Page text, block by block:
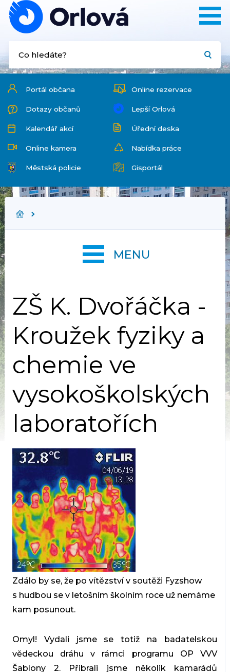
Portál občana Online rezervace
Dotazy občanů Lepší Orlová
Kalendář akcí Úřední deska
Online kamera Nabídka práce
Městská policie Gisportál
ZŠ K. Dvořáčka -
Kroužek fyziky a
chemie ve
vysokoškolských
laboratořích
Zdálo by se, že po vítězství v soutěži Fyzshow
s hudbou se v letošním školním roce už nemáme
kam posunout.
Omyl! Vydali jsme se totiž na badatelskou
vědeckou dráhu v rámci programu OP VVV
Šablony 2. Přibrali jsme několik kamarádů
MENU